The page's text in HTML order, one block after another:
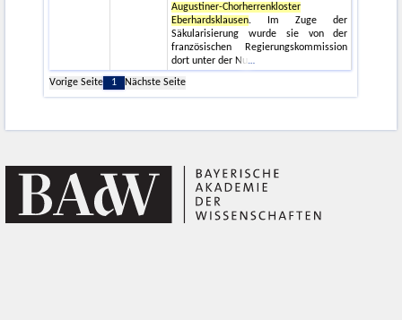
Augustiner-Chorherrenkloster
Eberhardsklausen. Im Zuge der
Säkularisierung wurde sie von der
französischen Regierungskommission
dort unter der Nu
Vorige Seite
1 Nächste Seite